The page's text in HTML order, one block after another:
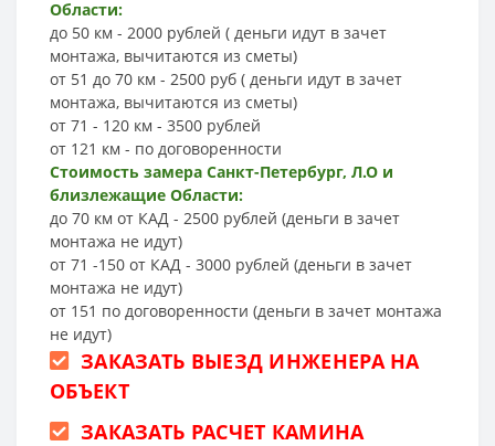
Области:
до 50 км - 2000 рублей ( деньги идут в зачет
монтажа, вычитаются из сметы)
от 51 до 70 км - 2500 руб ( деньги идут в зачет
монтажа, вычитаются из сметы)
от 71 - 120 км - 3500 рублей
от 121 км - по договоренности
Стоимость замера Санкт-Петербург, Л.О и
близлежащие Области:
до 70 км от КАД - 2500 рублей (деньги в зачет
монтажа не идут)
от 71 -150 от КАД - 3000 рублей (деньги в зачет
монтажа не идут)
от 151 по договоренности (деньги в зачет монтажа
не идут)
ЗАКАЗАТЬ ВЫЕЗД ИНЖЕНЕРА НА
ОБЪЕКТ
ЗАКАЗАТЬ РАСЧЕТ КАМИНА